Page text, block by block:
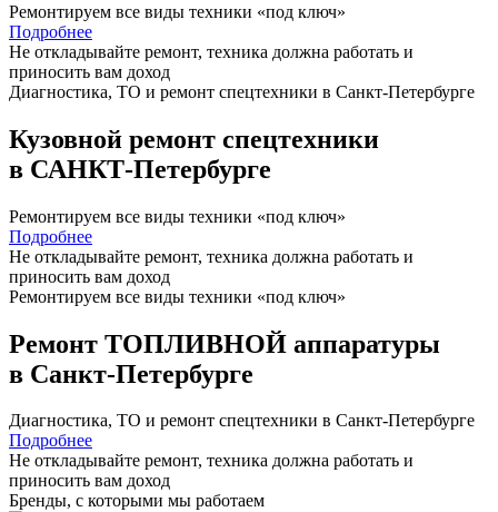
Ремонтируем все виды техники «под ключ»
Подробнее
Не откладывайте ремонт, техника должна работать и
приносить вам доход
Диагностика, ТО и ремонт спецтехники в Санкт-Петербурге
Кузовной ремонт спецтехники
в САНКТ-Петербурге
Ремонтируем все виды техники «под ключ»
Подробнее
Не откладывайте ремонт, техника должна работать и
приносить вам доход
Ремонтируем все виды техники «под ключ»
Ремонт ТОПЛИВНОЙ аппаратуры
в Санкт-Петербурге
Диагностика, ТО и ремонт спецтехники в Санкт-Петербурге
Подробнее
Не откладывайте ремонт, техника должна работать и
приносить вам доход
Бренды, с которыми мы работаем